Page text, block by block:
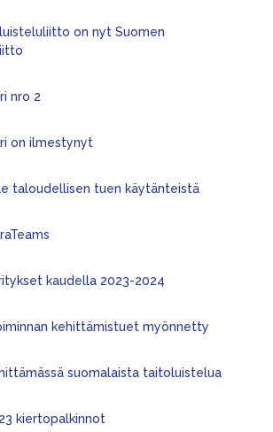
on nyt Suomen
nro 2
on ilmestynyt
taloudellisen tuen käytänteistä
kaudella 2023-2024
kehittämistuet myönnetty
suomalaista taitoluistelua
kiertopalkinnot